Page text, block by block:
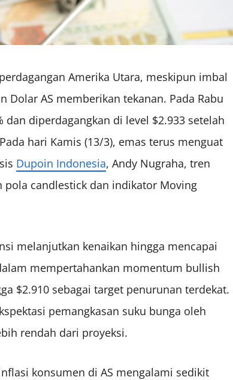
Amerika Utara, meskipun imbal
AS memberikan tekanan. Pada Rabu
dan diperdagangkan di level $2.933 setelah
hari Kamis (13/3), emas terus menguat
Dupoin Indonesia, Andy Nugraha, tren
candlestick dan indikator Moving
melanjutkan kenaikan hingga mencapai
mempertahankan momentum bullish
$2.910 sebagai target penurunan terdekat.
pemangkasan suku bunga oleh
rendah dari proyeksi.
konsumen di AS mengalami sedikit